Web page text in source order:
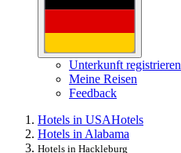
Unterkunft registrieren
Meine Reisen
Feedback
Hotels in USAHotels
Hotels in Alabama
Hotels in Hackleburg